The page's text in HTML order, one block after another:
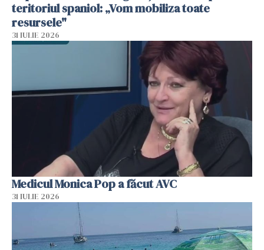
teritoriul spaniol: „Vom mobiliza toate
resursele"
31 IULIE 2026
Medicul Monica Pop a făcut AVC
31 IULIE 2026